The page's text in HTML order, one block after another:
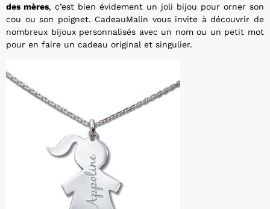
des mères, c’est bien évidement un joli bijou pour orner son
cou ou son poignet. CadeauMalin vous invite à découvrir de
nombreux bijoux personnalisés avec un nom ou un petit mot
pour en faire un cadeau original et singulier.